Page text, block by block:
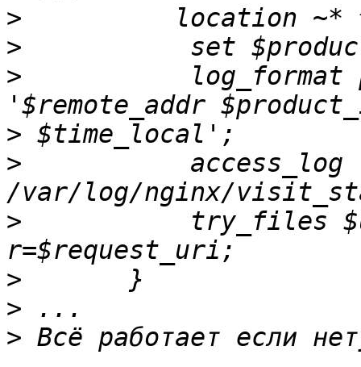
>
>
>
>
>
>
>
>
>